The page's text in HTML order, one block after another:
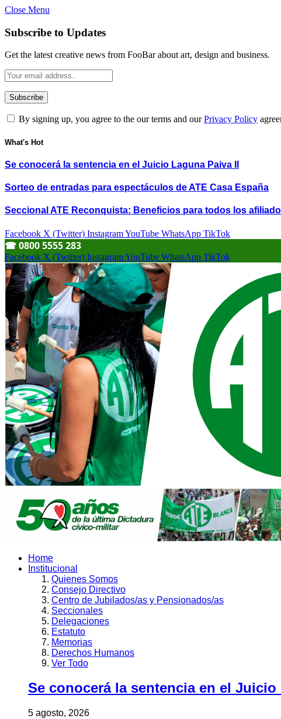
Close Menu
Subscribe to Updates
Get the latest creative news from FooBar about art, design and business.
By signing up, you agree to the our terms and ourPrivacy Policy
What's Hot
Se conocerá la sentencia en el Juicio Laguna Paiva II
Sorteo de entradas para espectáculos de ATE Casa España
Seccional ATE Reconquista: Beneficios para todos los
Facebook X (Twitter) InstagramYouTube WhatsApp TikTok
☎︎ 0800 5555 283
Facebook X (Twitter) InstagramYouTube WhatsApp TikTok
Home
Institucional
Quienes Somos
Consejo Directivo
Centro de Jubilados/as y Pensionados/as
Seccionales
Delegaciones
Estatuto
Memorias
Derechos Humanos
Ver Todo
Se conocerá la sentencia en el Juicio
5 agosto, 2026